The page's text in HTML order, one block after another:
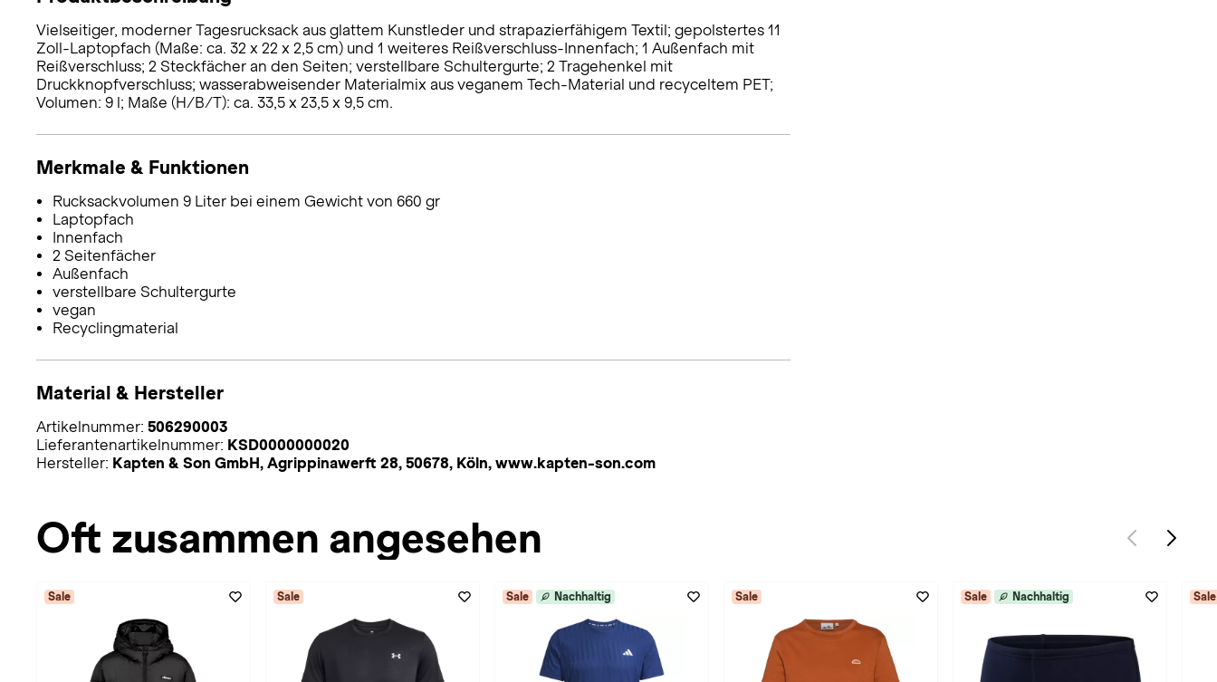
Vielseitiger, moderner Tagesrucksack aus glattem Kunstleder und strapazierfähigem Textil; gepolstertes 11
Zoll-Laptopfach (Maße: ca. 32 x 22 x 2,5 cm) und 1 weiteres Reißverschluss-Innenfach; 1 Außenfach mit
Reißverschluss; 2 Steckfächer an den Seiten; verstellbare Schultergurte; 2 Tragehenkel mit
Druckknopfverschluss; wasserabweisender Materialmix aus veganem Tech-Material und recyceltem PET;
Volumen: 9 l; Maße (H/B/T): ca. 33,5 x 23,5 x 9,5 cm.
Merkmale & Funktionen
Rucksackvolumen 9 Liter bei einem Gewicht von 660 gr
Laptopfach
Innenfach
2 Seitenfächer
Außenfach
verstellbare Schultergurte
vegan
Recyclingmaterial
Material & Hersteller
Artikelnummer: 506290003
Lieferantenartikelnummer: KSD0000000020
Hersteller: Kapten & Son GmbH, Agrippinawerft 28, 50678, Köln, www.kapten-son.com
Oft zusammen angesehen
Sale Sale Sale Nachhaltig Sale Sale Nachhaltig Sale